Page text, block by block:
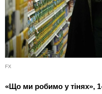
FX
«Що ми робимо у тінях»,